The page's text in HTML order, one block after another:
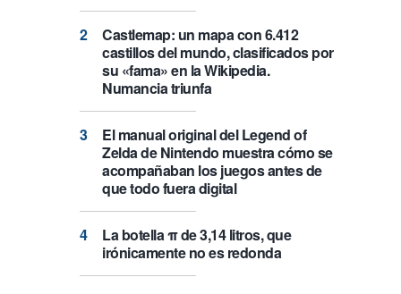
Castlemap: un mapa con 6.412
castillos del mundo, clasificados por
su «fama» en la Wikipedia.
Numancia triunfa
El manual original del Legend of
Zelda de Nintendo muestra cómo se
acompañaban los juegos antes de
que todo fuera digital
La botella π de 3,14 litros, que
irónicamente no es redonda